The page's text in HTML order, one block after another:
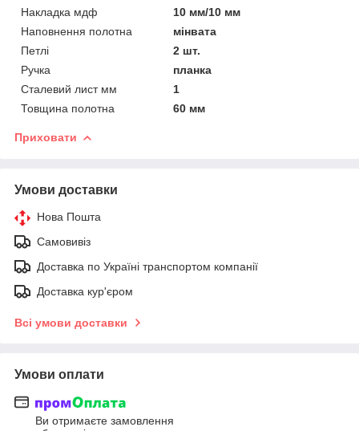
Накладка мдф
10 мм/10 мм
Наповнення полотна
мінвата
Петлі
2 шт.
Ручка
планка
Сталевий лист мм
1
Товщина полотна
60 мм
Приховати
Умови доставки
Нова Пошта
Самовивіз
Доставка по Україні транспортом компанії
Доставка кур'єром
Всі умови доставки
Умови оплати
Ви отримаєте замовлення